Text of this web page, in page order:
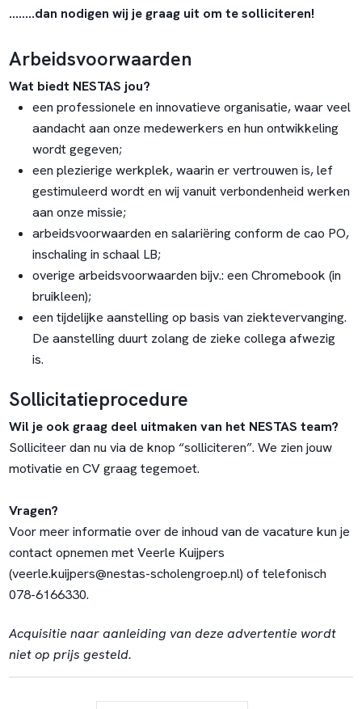
….....dan nodigen wij je graag uit om te solliciteren!
Arbeidsvoorwaarden
Wat biedt NESTAS jou?
een professionele en innovatieve organisatie, waar veel
aandacht aan onze medewerkers en hun ontwikkeling
wordt gegeven;
een plezierige werkplek, waarin er vertrouwen is, lef
gestimuleerd wordt en wij vanuit verbondenheid werken
aan onze missie;
arbeidsvoorwaarden en salariëring conform de cao PO,
inschaling in schaal LB;
overige arbeidsvoorwaarden bijv.: een Chromebook (in
bruikleen);
een tijdelijke aanstelling op basis van ziektevervanging.
De aanstelling duurt zolang de zieke collega afwezig
is.
Sollicitatieprocedure
Wil je ook graag deel uitmaken van het NESTAS team?
Solliciteer dan nu via de knop “solliciteren”. We zien jouw
motivatie en CV graag tegemoet.
Vragen?
Voor meer informatie over de inhoud van de vacature kun je
contact opnemen met Veerle Kuijpers
(veerle.kuijpers@nestas-scholengroep.nl) of telefonisch
078-6166330.
Acquisitie naar aanleiding van deze advertentie wordt
niet op prijs gesteld.